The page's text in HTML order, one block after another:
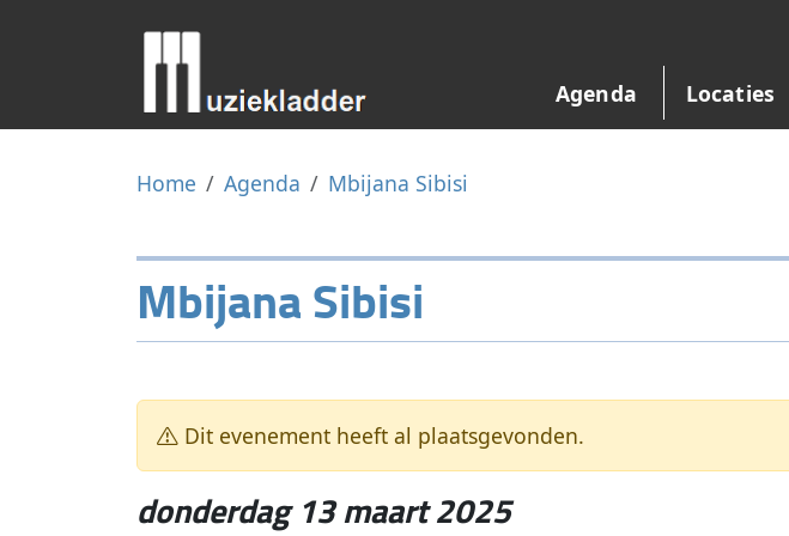
Agenda Locaties
Home Agenda Mbijana Sibisi
Mbijana Sibisi
Dit evenement heeft al plaatsgevonden.
donderdag 13 maart 2025